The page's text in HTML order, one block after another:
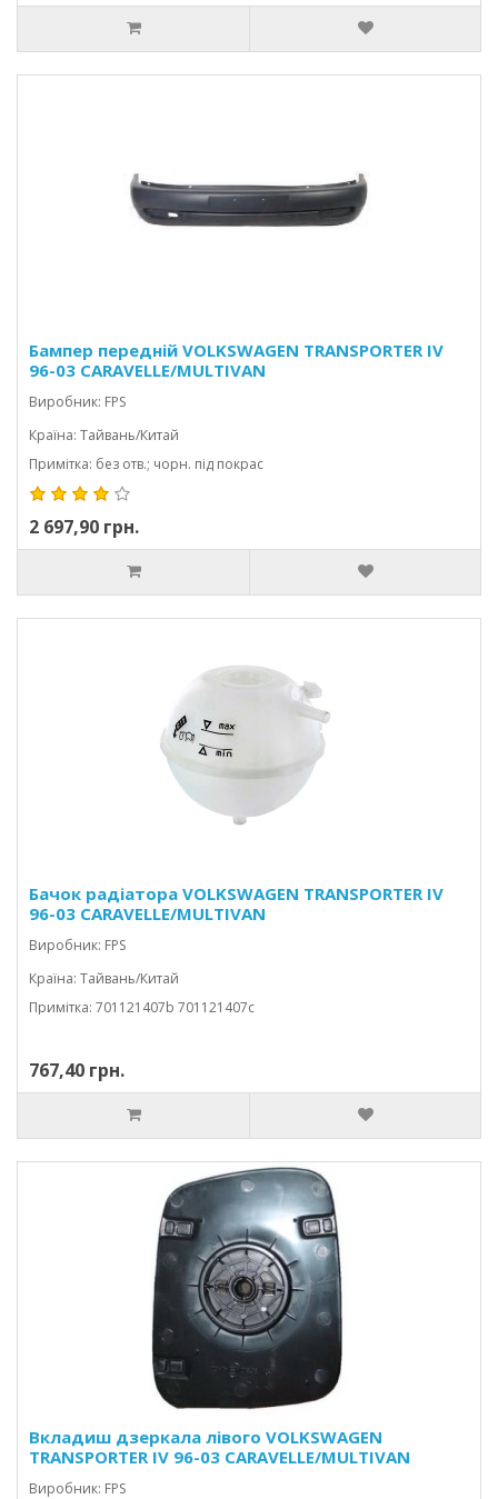
Бампер передній VOLKSWAGEN TRANSPORTER IV
96-03 CARAVELLE/MULTIVAN
Виробник: FPS
Країна: Тайвань/Китай
Примітка: без отв.; чорн. під покрас
2 697,90 грн.
Бачок радіатора VOLKSWAGEN TRANSPORTER IV
96-03 CARAVELLE/MULTIVAN
Виробник: FPS
Країна: Тайвань/Китай
Примітка: 701121407b 701121407c
767,40 грн.
Вкладиш дзеркала лівого VOLKSWAGEN
TRANSPORTER IV 96-03 CARAVELLE/MULTIVAN
Виробник: FPS